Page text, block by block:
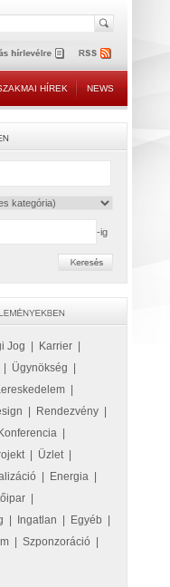
HÍREK NEWS
-ig
Jog Karrier
Ügynökség
Rendezvény
Konferencia
| Üzlet|
Energia
Ingatlan Egyéb
Szponzoráció